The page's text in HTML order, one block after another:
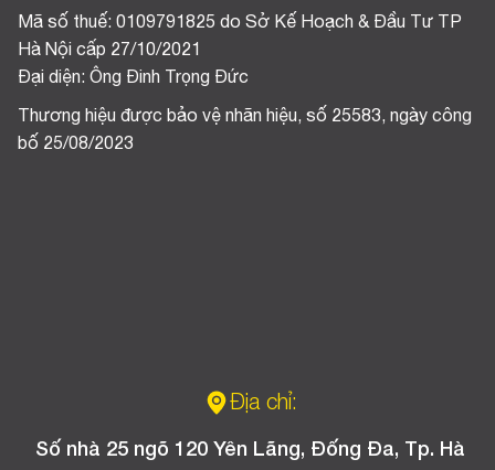
Mã số thuế: 0109791825 do Sở Kế Hoạch & Đầu Tư TP
Hà Nội cấp 27/10/2021
Đại diện: Ông Đinh Trọng Đức
Thương hiệu được bảo vệ nhãn hiệu, số 25583, ngày công
bố 25/08/2023
Địa chỉ:
Số nhà 25 ngõ 120 Yên Lãng, Đống Đa, Tp. Hà